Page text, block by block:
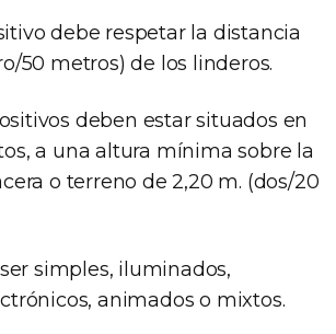
debe respetar la distancia
50 metros) de los linderos.
deben estar situados en
a una altura mínima sobre la
o terreno de 2,20 m. (dos/20
ser simples, iluminados,
animados o mixtos.